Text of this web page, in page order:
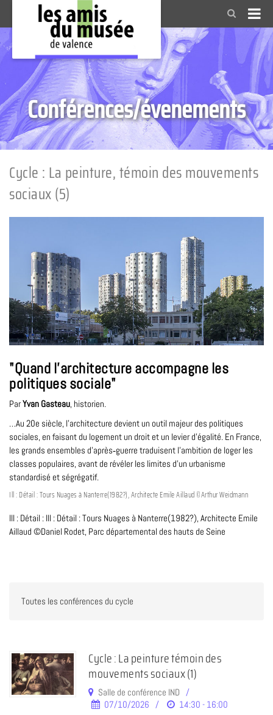
Conférences/évenements
Cycle : La peinture, témoin des mouvements
sociaux (5)
"Quand l’architecture accompagne les
politiques sociale"
ParYvan Gasteau, historien.
…Au 20e siècle, l’architecture devient un outil majeur des politiques
sociales, en faisant du logement un droit et un levier d’égalité. En France,
les grands ensembles d’après‐guerre traduisent l’ambition de loger les
classes populaires, avant de révéler les limites d’un urbanisme
standardisé et ségrégatif.
Ill : Détail : Tours Nuages à Nanterre(1982?), Architecte Emile Aillaud ©Arthur Weidmann
Ill : Détail : Ill : Détail : Tours Nuages à Nanterre(1982?), Architecte Emile
Aillaud ©Daniel Rodet, Parc départemental des hauts de Seine
Cycle : La peinture témoin des
mouvements sociaux (1)
Salle de conférence IND
07/10/2026
14:30 - 16:00